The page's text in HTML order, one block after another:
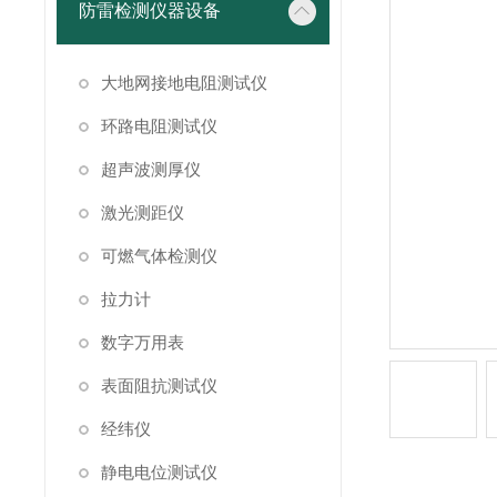
防雷检测仪器设备
大地网接地电阻测试仪
环路电阻测试仪
超声波测厚仪
激光测距仪
可燃气体检测仪
拉力计
数字万用表
表面阻抗测试仪
经纬仪
静电电位测试仪